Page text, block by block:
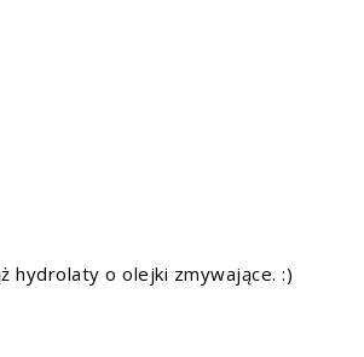
hydrolaty o olejki zmywające. :)